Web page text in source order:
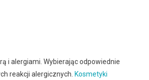
i alergiami. Wybierając odpowiednie
reakcji alergicznych. Kosmetyki